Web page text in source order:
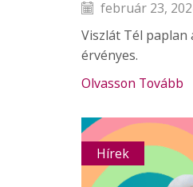
február 23,
Viszlát Tél paplan
érvényes.
Olvasson Tovább
Hírek